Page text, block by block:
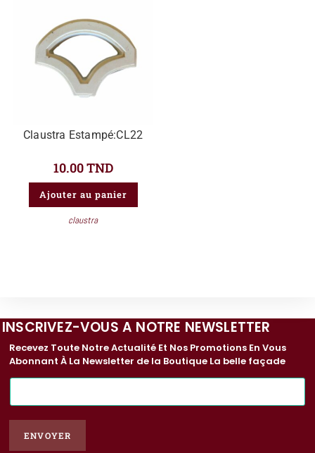
Claustra Estampé:CL22
10.00TND
Ajouter au panier
claustra
INSCRIVEZ-VOUS A NOTRE NEWSLETTER
Recevez Toute Notre Actualité Et Nos Promotions En Vous
Abonnant À La Newsletter de la Boutique La belle façade
E
ENVOYER